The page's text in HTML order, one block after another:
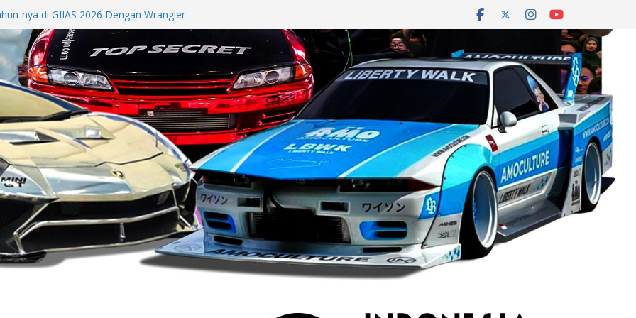
nya di GIIAS 2026 Dengan Wrangler
Wheel GIIAS 2026
200 4MATIC, Puncak Inovasi
Tahun di GIIAS 2026
Global dari EV hingga Formula 3
Comfort dari Booth hingga